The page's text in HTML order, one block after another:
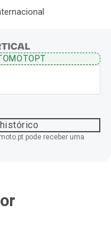
pode receber uma